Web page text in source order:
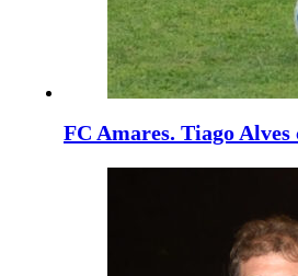
FC Amares. Tiago Alves